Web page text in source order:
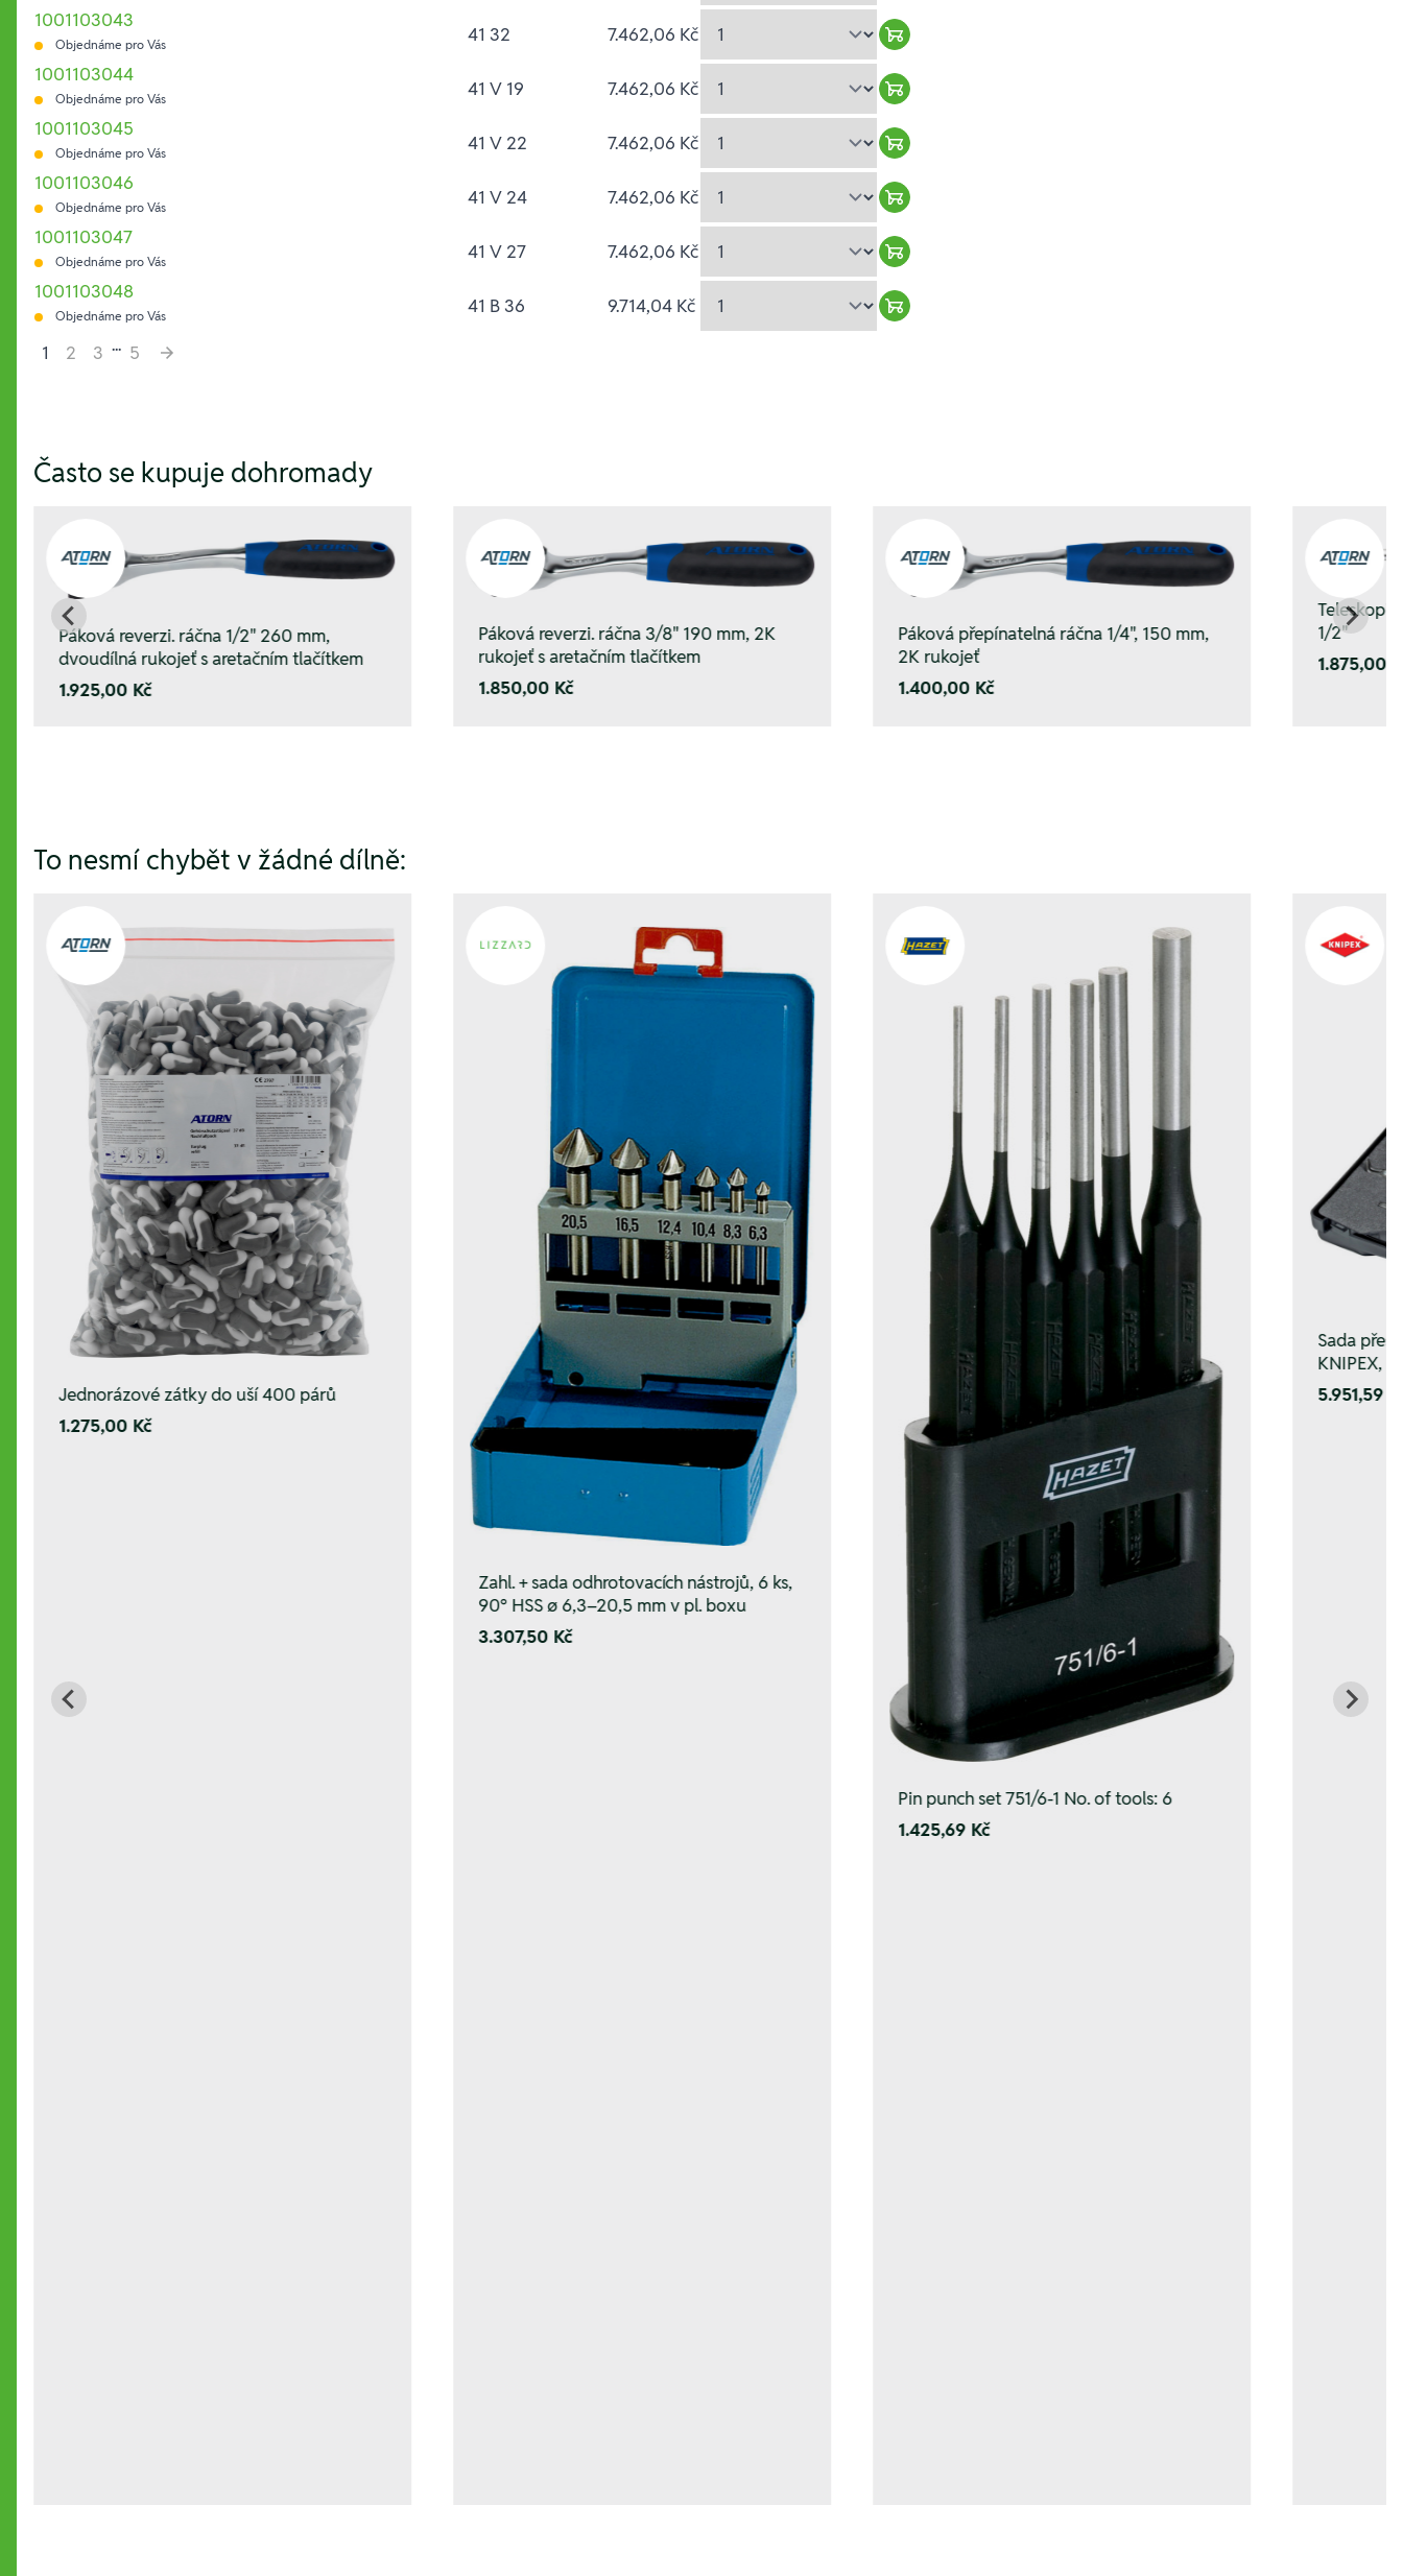
1001103043
Objednáme pro Vás 41 32 7.462,06 Kč
Warenkorb hinzufügen
1001103044
Objednáme pro Vás 41 V 19 7.462,06 Kč
Warenkorb hinzufügen
1001103045
Objednáme pro Vás 41 V 22 7.462,06 Kč
Warenkorb hinzufügen
1001103046
Objednáme pro Vás 41 V 24 7.462,06 Kč
Warenkorb hinzufügen
1001103047
Objednáme pro Vás 41 V 27 7.462,06 Kč
Warenkorb hinzufügen
1001103048
Objednáme pro Vás 41 B 36 9.714,04 Kč
Warenkorb hinzufügen
1
2 3 ... 5
Často se kupuje dohromady
Páková reverzi. ráčna 1/2" 260 mm,
dvoudílná rukojeť s aretačním tlačítkem
1.925,00 Kč
Páková reverzi. ráčna 3/8" 190 mm, 2K
rukojeť s aretačním tlačítkem
1.850,00 Kč
Páková přepínatelná ráčna 1/4", 150 mm,
2K rukojeť
1.400,00 Kč
1/2"
1.875,00
To nesmí chybět v žádné dílně:
Jednorázové zátky do uší 400 párů
1.275,00 Kč
Zahl. + sada odhrotovacích nástrojů, 6 ks,
90° HSS ø 6,3–20,5 mm v pl. boxu
3.307,50 Kč
Pin punch set 751/6-1 No. of tools: 6
1.425,69 Kč
Sada
KNIPEX,
5.951,59